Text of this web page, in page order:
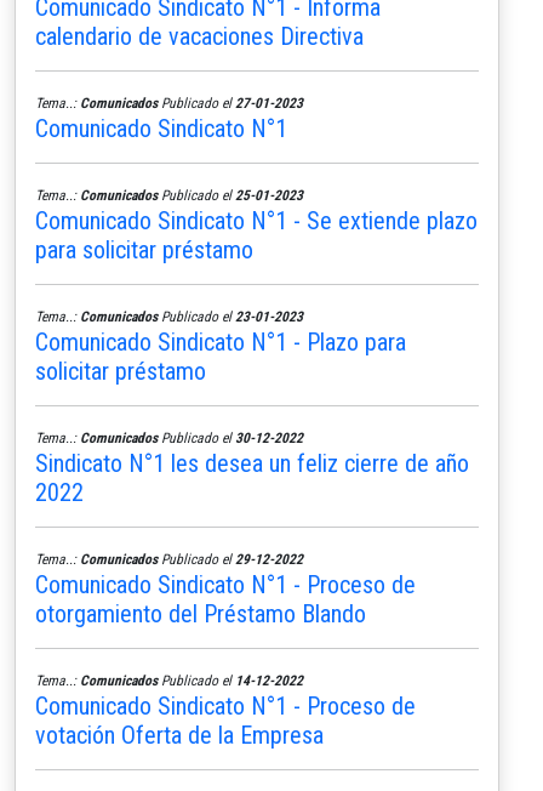
Comunicado Sindicato N°1 - Informa
calendario de vacaciones Directiva
Tema..: ComunicadosPublicado el 27-01-2023
Comunicado Sindicato N°1
Tema..: ComunicadosPublicado el 25-01-2023
Comunicado Sindicato N°1 - Se extiende plazo
para solicitar préstamo
Tema..: ComunicadosPublicado el 23-01-2023
Comunicado Sindicato N°1 - Plazo para
solicitar préstamo
Tema..: ComunicadosPublicado el 30-12-2022
Sindicato N°1 les desea un feliz cierre de año
2022
Tema..: ComunicadosPublicado el 29-12-2022
Comunicado Sindicato N°1 - Proceso de
otorgamiento del Préstamo Blando
Tema..: ComunicadosPublicado el 14-12-2022
Comunicado Sindicato N°1 - Proceso de
votación Oferta de la Empresa